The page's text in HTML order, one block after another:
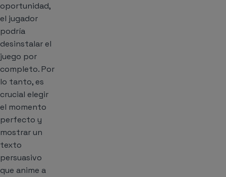
oportunidad,
el jugador
podría
desinstalar el
juego por
completo. Por
lo tanto, es
crucial elegir
el momento
perfecto y
mostrar un
texto
persuasivo
que anime a